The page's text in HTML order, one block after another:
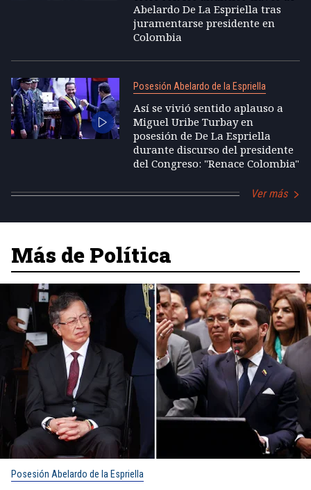
Abelardo De La Espriella tras
juramentarse presidente en
Colombia
Posesión Abelardo de la Espriella
Así se vivió sentido aplauso a
Miguel Uribe Turbay en
posesión de De La Espriella
durante discurso del presidente
del Congreso: "Renace Colombia"
Ver más
Más de Política
Posesión Abelardo de la Espriella